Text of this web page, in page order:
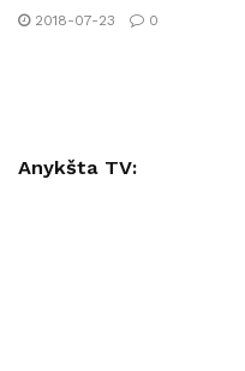
2018-07-23 0
Anykšta TV: